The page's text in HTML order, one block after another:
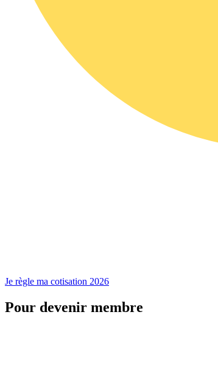
Je règle ma cotisation 2026
Pour devenir membre